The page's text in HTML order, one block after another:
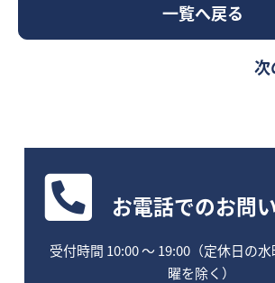
一覧へ戻る
次
お電話でのお問
受付時間 10:00 〜 19:00（定休日の
曜を除く）